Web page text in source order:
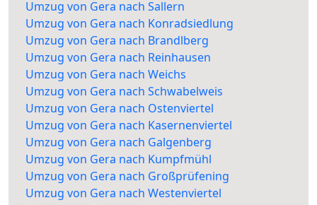
Umzug von Gera nach Sallern
Umzug von Gera nach Konradsiedlung
Umzug von Gera nach Brandlberg
Umzug von Gera nach Reinhausen
Umzug von Gera nach Weichs
Umzug von Gera nach Schwabelweis
Umzug von Gera nach Ostenviertel
Umzug von Gera nach Kasernenviertel
Umzug von Gera nach Galgenberg
Umzug von Gera nach Kumpfmühl
Umzug von Gera nach Großprüfening
Umzug von Gera nach Westenviertel